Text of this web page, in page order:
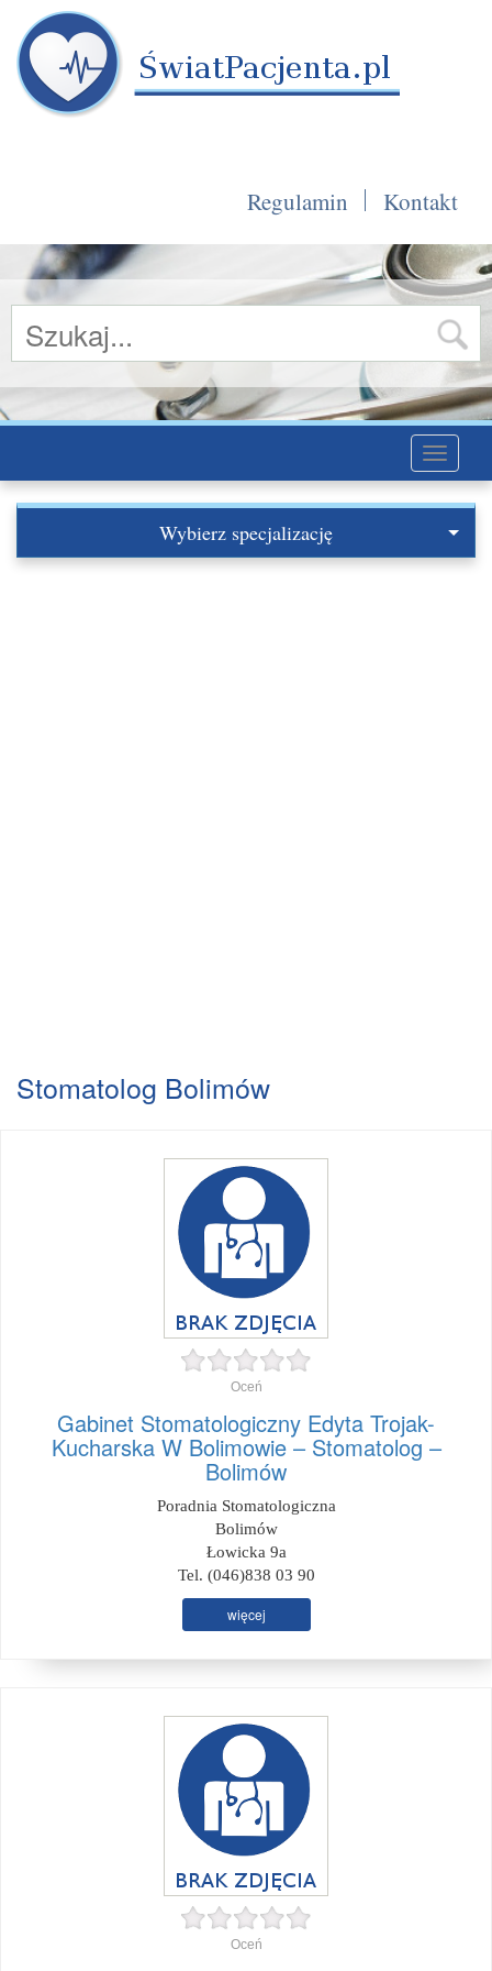
Regulamin Kontakt
Toggle
Wybierz specjalizację
Stomatolog Bolimów
Oceń
Gabinet Stomatologiczny Edyta Trojak-
Kucharska W Bolimowie – Stomatolog –
Bolimów
Poradnia Stomatologiczna
Bolimów
Łowicka 9a
Tel. (046)838 03 90
więcej
Oceń